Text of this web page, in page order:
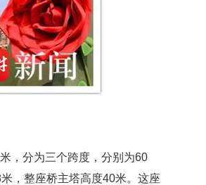
，分为三个跨度，分别为60
，整座桥主塔高度40米。这座